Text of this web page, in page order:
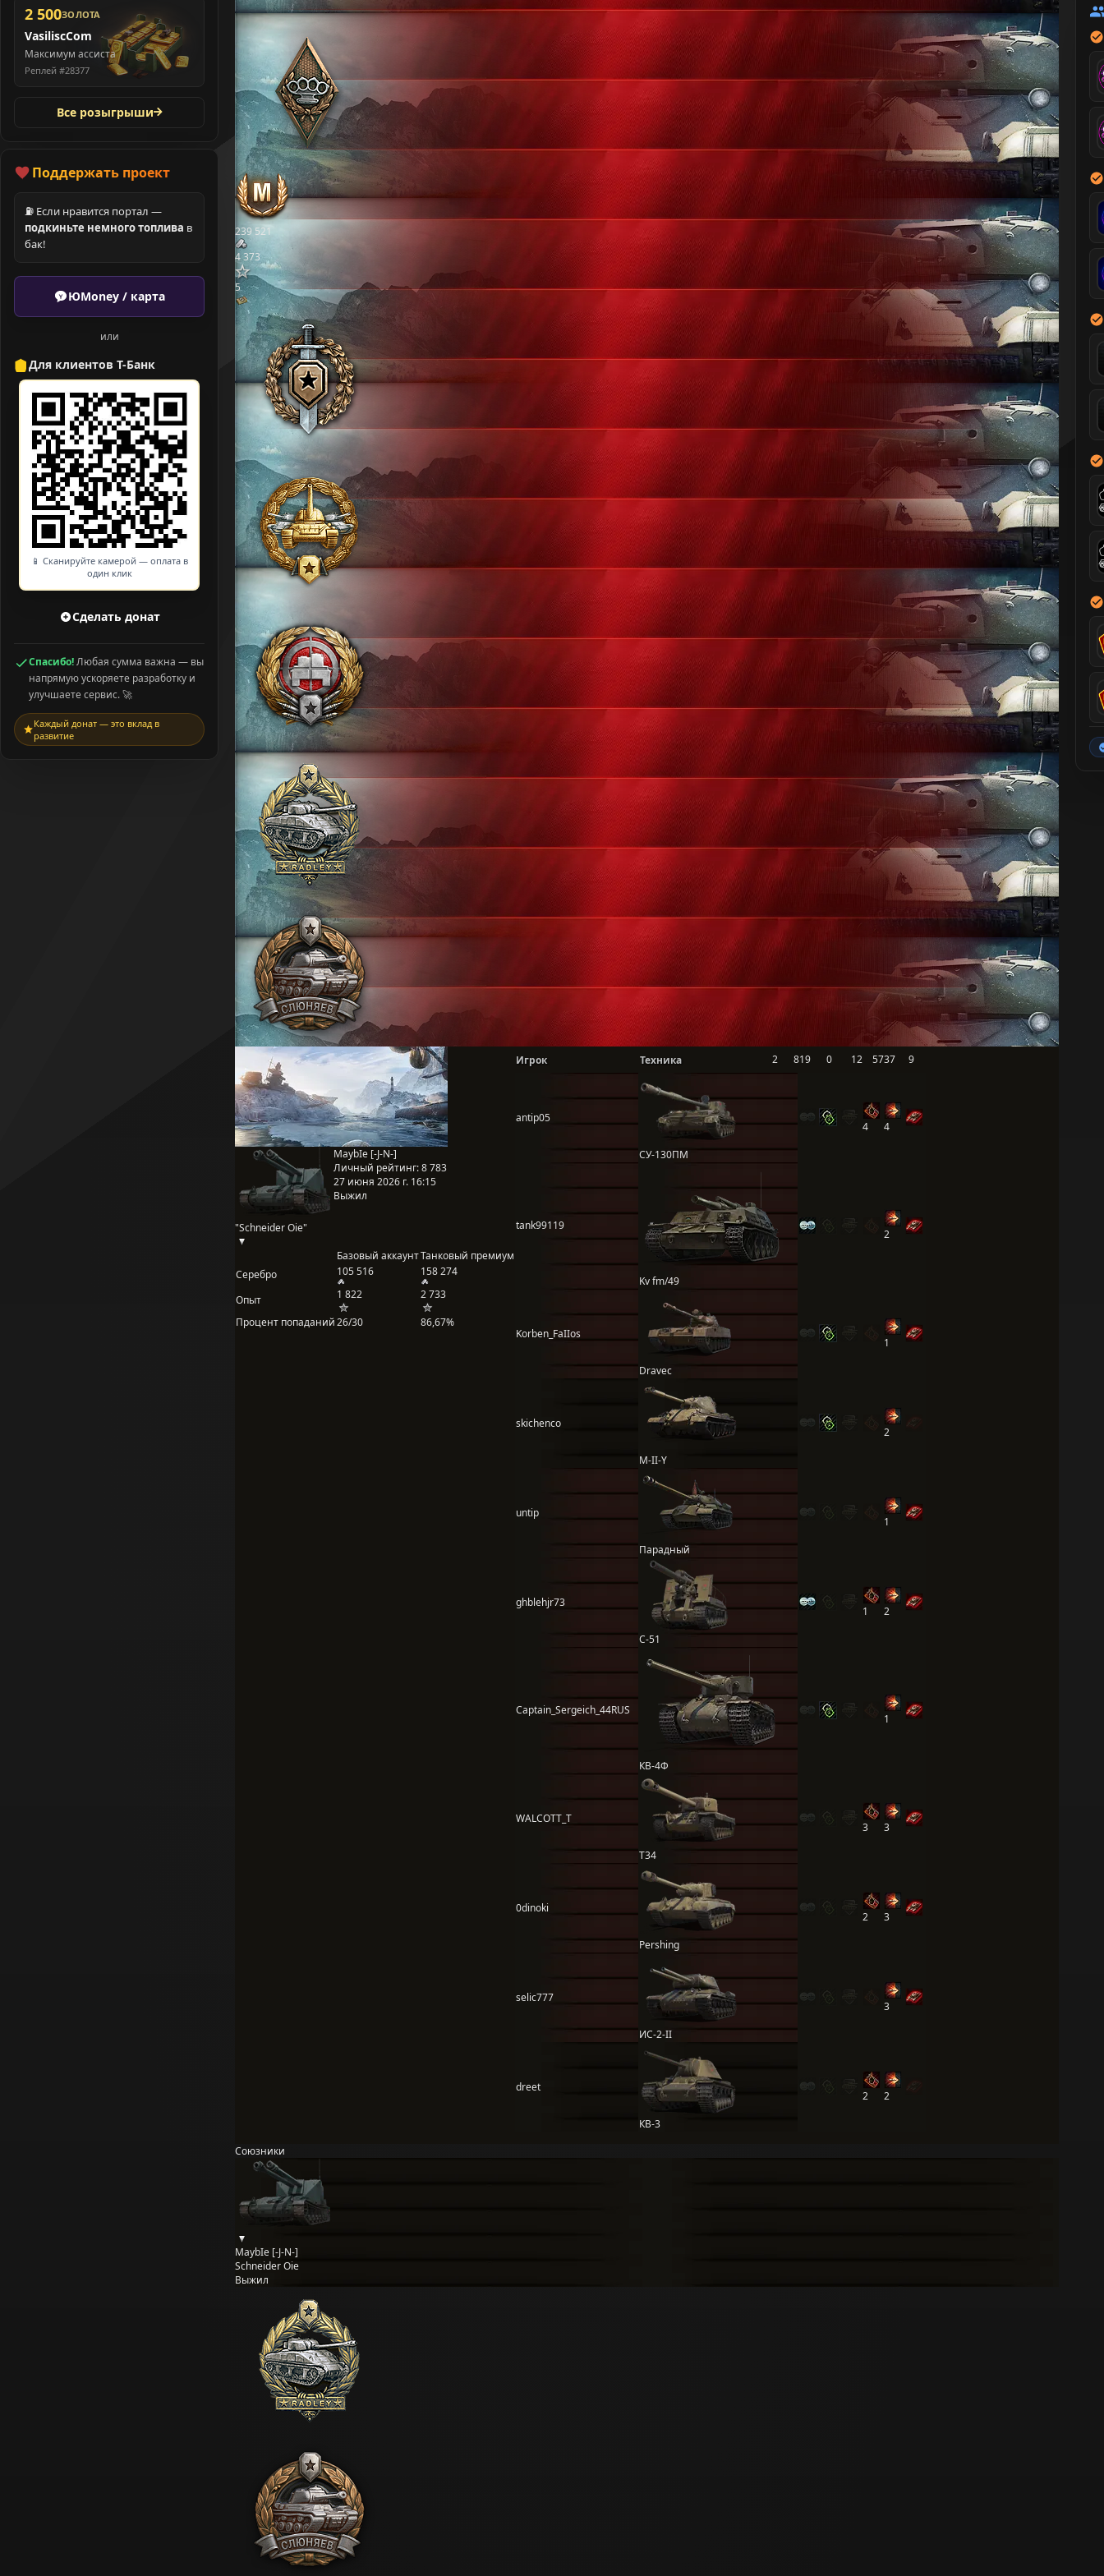
2 500ЗОЛОТА
VasiliscCom
Максимум ассиста
Реплей #28377
Все розыгрыши
Поддержать проект
⛽ Если нравится портал —
подкиньте немного топлива в
бак!
ЮMoney / карта
или
Для клиентов Т-Банк
📱 Сканируйте камерой — оплата в
один клик
Сделать донат
Спасибо!Любая сумма важна — вы
напрямую ускоряете разработку и
улучшаете сервис. 🚀
Каждый донат — это вклад в
развитие
239 521
4 373
5
"Schneider Oie"
MaybIe [-J-N-]
Личный рейтинг:8 783
27 июня 2026 г. 16:15
Выжил
Базовый аккаунтТанковый премиум
Серебро
105 516 158 274
Опыт 1 822
2 733
Процент попаданий26/30 86,67%
Игрок Техника 2 819 0 12 5737 9
antip05
СУ-130ПМ
4 4
tank99119
Kv fm/49
2
Korben_FaIIos
Dravec
1
skichenco
M-II-Y
2
untip
Парадный
1
ghblehjr73
С-51
1 2
Captain_Sergeich_44RUS
КВ-4Ф
1
WALCOTT_T
T34
3 3
0dinoki
Pershing
2 3
selic777
ИС-2-II
3
dreet
КВ-3
2 2
Союзники
MaybIe [-J-N-]
Schneider Oie
Выжил